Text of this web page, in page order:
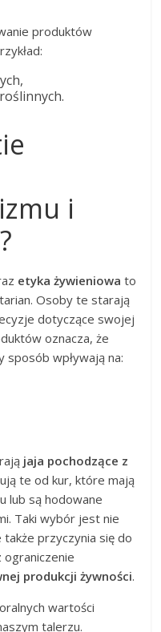
produktów
i
etyka żywieniowa to
Osoby te starają
dotyczące swojej
oznacza, że
wpływają na:
jaja pochodzące z
te od kur, które mają
lub są hodowane
Taki wybór jest nie
przyczynia się do
produkcji żywności.
wartości
talerzu.